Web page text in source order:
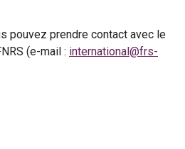
pouvez prendre contact avec le
(e-mail : international@frs-